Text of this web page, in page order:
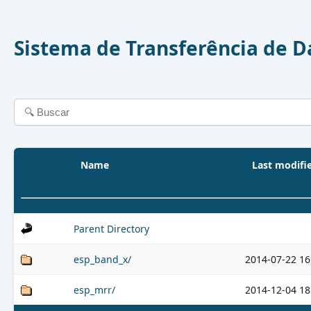
Sistema de Transferência de
Name Last
Parent Directory
esp_band_x/ 2014-07-22
esp_mrr/ 2014-12-04